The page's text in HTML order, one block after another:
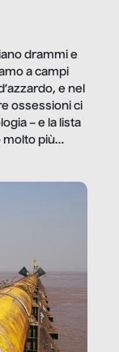
drammi e
a campi
e nel
ossessioni ci
– e la lista
molto più